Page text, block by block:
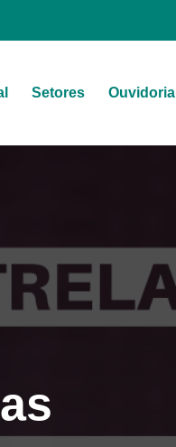
Setores Ouvidoria